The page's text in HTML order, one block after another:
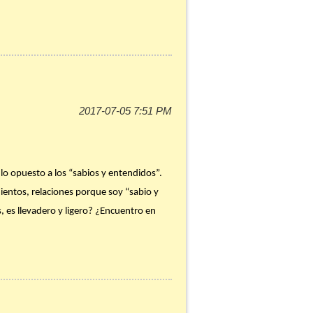
Déjale saber lo que significa para
opuesto a los “sabios y entendidos”.
relaciones porque soy “sabio y
es llevadero y ligero? ¿Encuentro en
oportunidad de silenciarte y reposarte
temprano y visita el Santísimo en la